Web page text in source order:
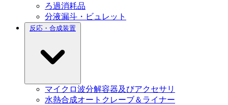
ろ過消耗品
分液漏斗・ビュレット
反応・合成装置
マイクロ波分解容器及びアクセサリ
水熱合成オートクレーブ＆ライナー